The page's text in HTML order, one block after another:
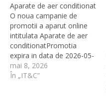
Aparate de aer conditionat
O noua campanie de
promotii a aparut online
intitulata Aparate de aer
conditionatPromotia
expira in data de 2026-05-
31 23:59:00. Vezi Promotia
Promotia este oferita de
mai 8, 2026
În „IT&C”